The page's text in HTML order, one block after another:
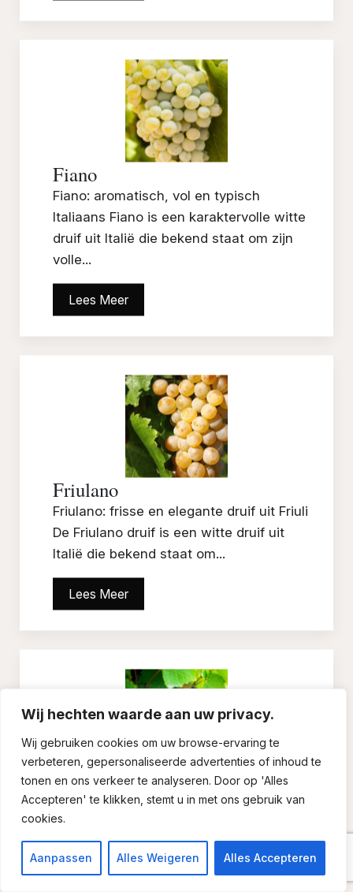
Wij hechten waarde aan uw privacy.
Wij gebruiken cookies om uw browse-ervaring te
verbeteren, gepersonaliseerde advertenties of inhoud te
tonen en ons verkeer te analyseren. Door op 'Alles
Accepteren' te klikken, stemt u in met ons gebruik van
cookies.
Aanpassen Alles Weigeren Alles Accepteren
Fiano
Fiano: aromatisch, vol en typisch
Italiaans Fiano is een karaktervolle witte
druif uit Italië die bekend staat om zijn
volle...
Lees Meer
Friulano
Friulano: frisse en elegante druif uit Friuli
De Friulano druif is een witte druif uit
Italië die bekend staat om...
Lees Meer
Gamay
Gamay: fruitig, licht en heerlijk
doordrinkbaar Gamay staat bekend om
zijn frisse karakter en sappige fruittonen.
Deze blauwe druif geeft...